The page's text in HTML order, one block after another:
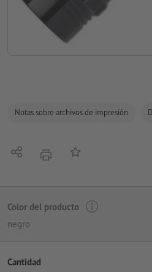
Notas sobre archivos de impresión
CompartirimprimirAñadir a lista de
Color del producto
negro
Cantidad